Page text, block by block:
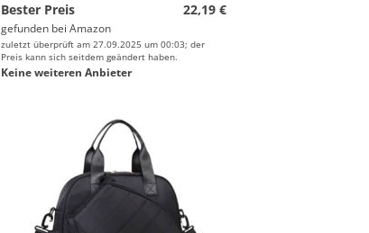
Bester Preis
22,19 €
gefunden bei Amazon
zuletzt überprüft am 27.09.2025 um 00:03; der
Preis kann sich seitdem geändert haben.
Keine weiteren Anbieter